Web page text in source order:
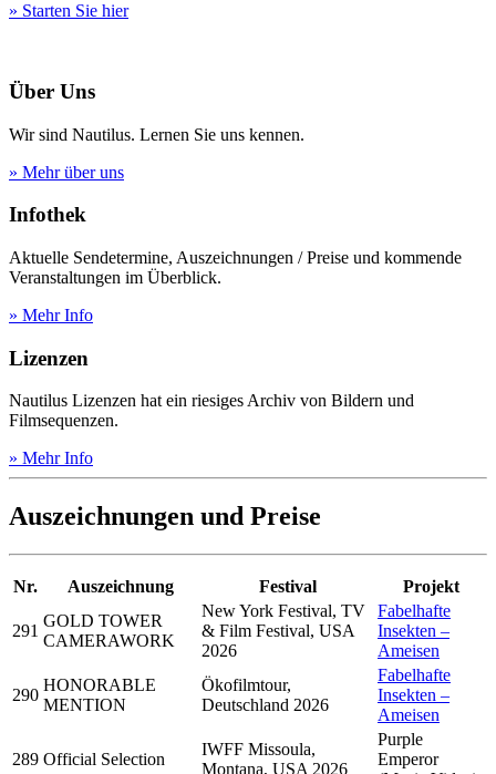
» Starten Sie hier
Über Uns
Wir sind Nautilus. Lernen Sie uns kennen.
» Mehr über uns
Infothek
Aktuelle Sendetermine, Auszeichnungen / Preise und kommende
Veranstaltungen im Überblick.
» Mehr Info
Lizenzen
Nautilus Lizenzen hat ein riesiges Archiv von Bildern und
Filmsequenzen.
» Mehr Info
Auszeichnungen und Preise
Nr. Auszeichnung Festival Projekt
291
GOLD TOWER
CAMERAWORK
New York Festival, TV
& Film Festival, USA
2026
Fabelhafte
Insekten –
Ameisen
290
HONORABLE
MENTION
Ökofilmtour,
Deutschland 2026
Fabelhafte
Insekten –
Ameisen
289 Official Selection
IWFF Missoula,
Montana, USA 2026
Purple
Emperor